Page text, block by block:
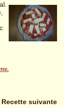
Recette suivante